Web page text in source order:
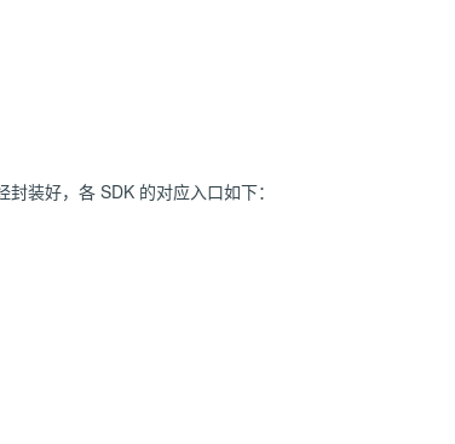
装好，各 SDK 的对应入口如下：